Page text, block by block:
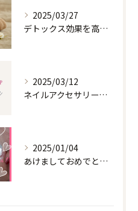
2025/03/27
デトックス効果を高めるホルミシスリンパエステ
2025/03/12
ネイルアクセサリーの魅力と選び方
2025/01/04
あけましておめでとうございます